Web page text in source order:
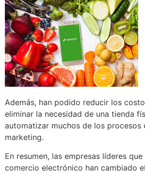
Además, han podido reducir los
eliminar la necesidad de una tienda
automatizar muchos de los procesos
marketing.
En resumen, las empresas líderes
comercio electrónico han cambiado